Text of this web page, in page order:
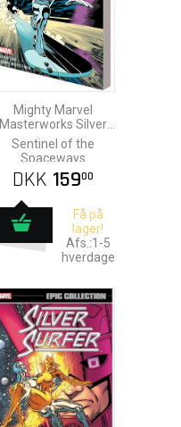
Mighty Marvel
Masterworks Silver
Surfer vol. 1
Sentinel of the
Spaceways
DKK 15900
Få på
lager!
Afs.:1-5
hverdage